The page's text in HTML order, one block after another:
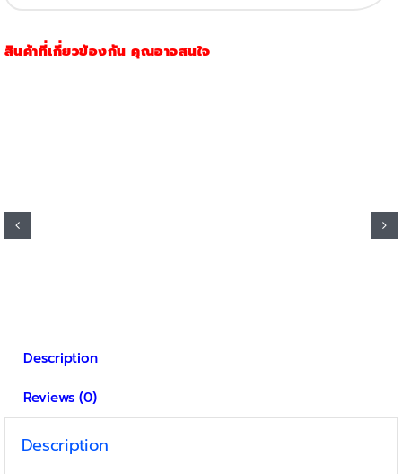
quantity
สินค้าที่เกี่ยวข้องกัน คุณอาจสนใจ
Description
Reviews (0)
Description